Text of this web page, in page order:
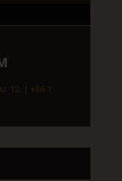
12.
+36 1